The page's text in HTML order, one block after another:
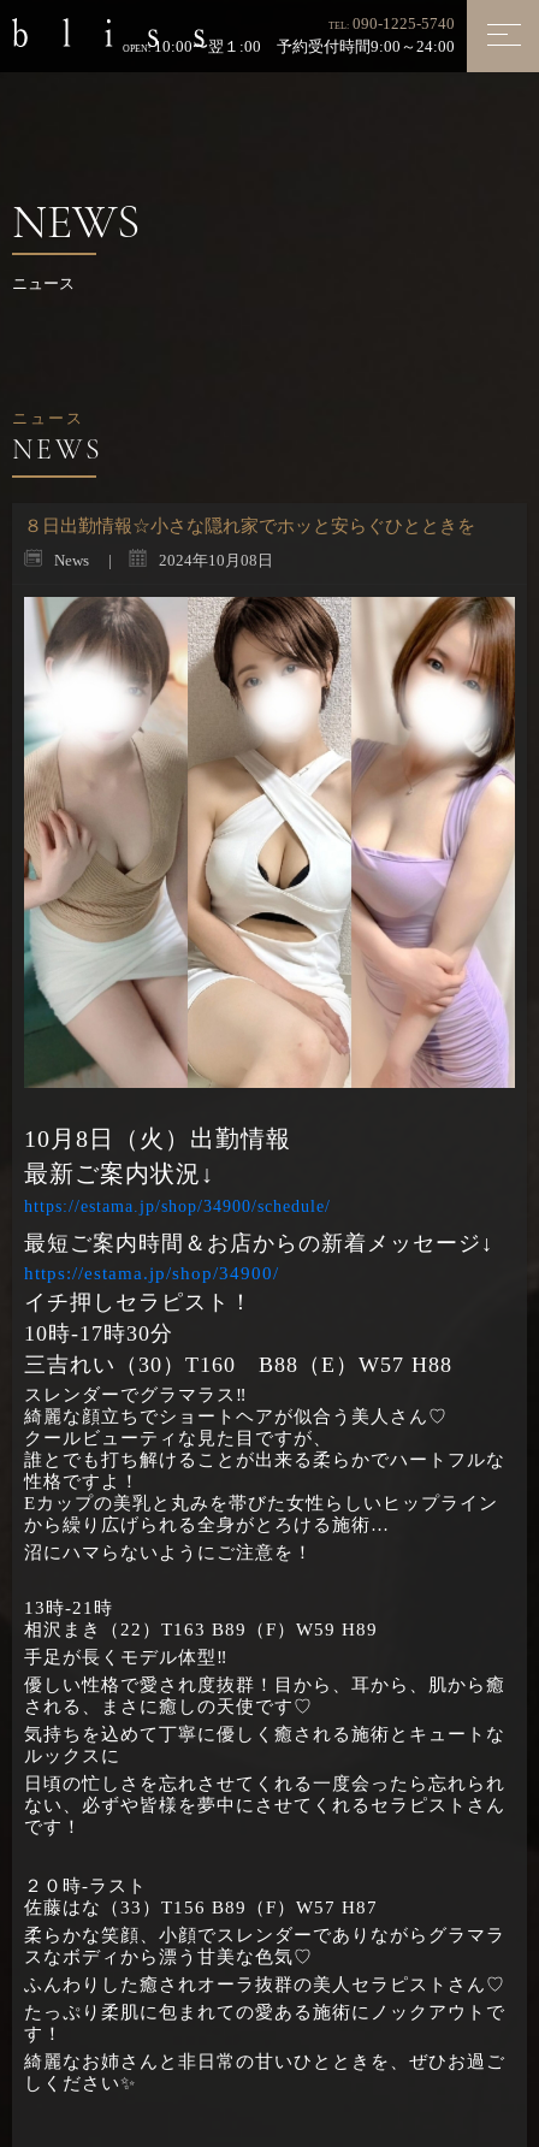
TEL: 090-1225-5740
OPEN:10:00〜翌１:00 予約受付時間9:00～24:00
NEWS
ニュース
ニュース
８日出勤情報☆小さな隠れ家でホッと安らぐひとときを
News 2024年10月08日
10月8日（火）出勤情報
最新ご案内状況↓
https://estama.jp/shop/34900/schedule/
最短ご案内時間＆お店からの新着メッセージ↓
https://estama.jp/shop/34900/
イチ押しセラピスト！
10時‐17時30分
三吉れい（30）T160 B88（E）W57 H88
スレンダーでグラマラス‼
綺麗な顔立ちでショートヘアが似合う美人さん♡
クールビューティな見た目ですが、
誰とでも打ち解けることが出来る柔らかでハートフルな
性格ですよ！
Eカップの美乳と丸みを帯びた女性らしいヒップライン
から繰り広げられる全身がとろける施術…
沼にハマらないようにご注意を！
13時‐21時
相沢まき（22）T163 B89（F）W59 H89
手足が長くモデル体型‼
優しい性格で愛され度抜群！目から、耳から、肌から癒
される、まさに癒しの天使です♡
気持ちを込めて丁寧に優しく癒される施術とキュートな
ルックスに
日頃の忙しさを忘れさせてくれる一度会ったら忘れられ
ない、必ずや皆様を夢中にさせてくれるセラピストさん
です！
２０時‐ラスト
佐藤はな（33）T156 B89（F）W57 H87
柔らかな笑顔、小顔でスレンダーでありながらグラマラ
スなボディから漂う甘美な色気♡
ふんわりした癒されオーラ抜群の美人セラピストさん♡
たっぷり柔肌に包まれての愛ある施術にノックアウトで
す！
綺麗なお姉さんと非日常の甘いひとときを、ぜひお過ご
しください✨